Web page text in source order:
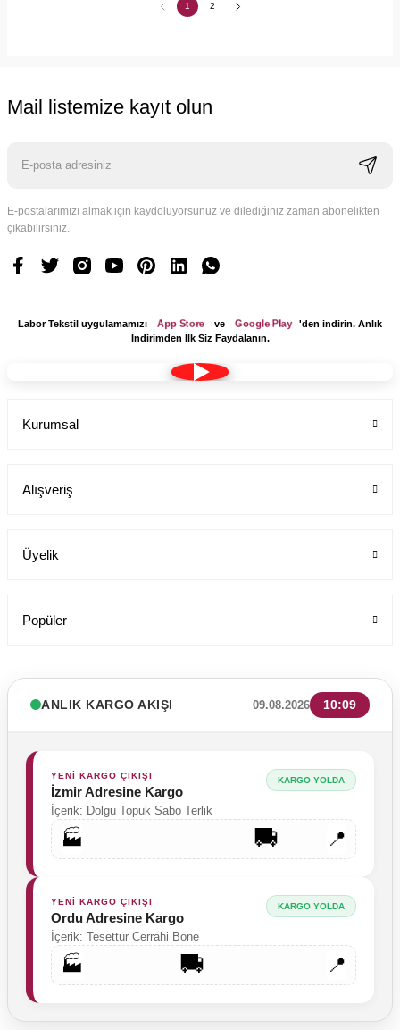
1 2
Mail listemize kayıt olun
E-postalarımızı almak için kaydoluyorsunuz ve dilediğiniz zaman abonelikten
çıkabilirsiniz.
Labor Tekstil uygulamamızı App Store ve Google Play 'den indirin. Anlık
İndirimden İlk Siz Faydalanın.
Kurumsal
Alışveriş
Üyelik
Popüler
ANLIK KARGO AKIŞI 09.08.2026 10:09
YENİ KARGO ÇIKIŞI
İzmir Adresine Kargo
İçerik: Dolgu Topuk Sabo Terlik
KARGO YOLDA
🏭 📍
YENİ KARGO ÇIKIŞI
Ordu Adresine Kargo
İçerik: Tesettür Cerrahi Bone
KARGO YOLDA
🏭 📍